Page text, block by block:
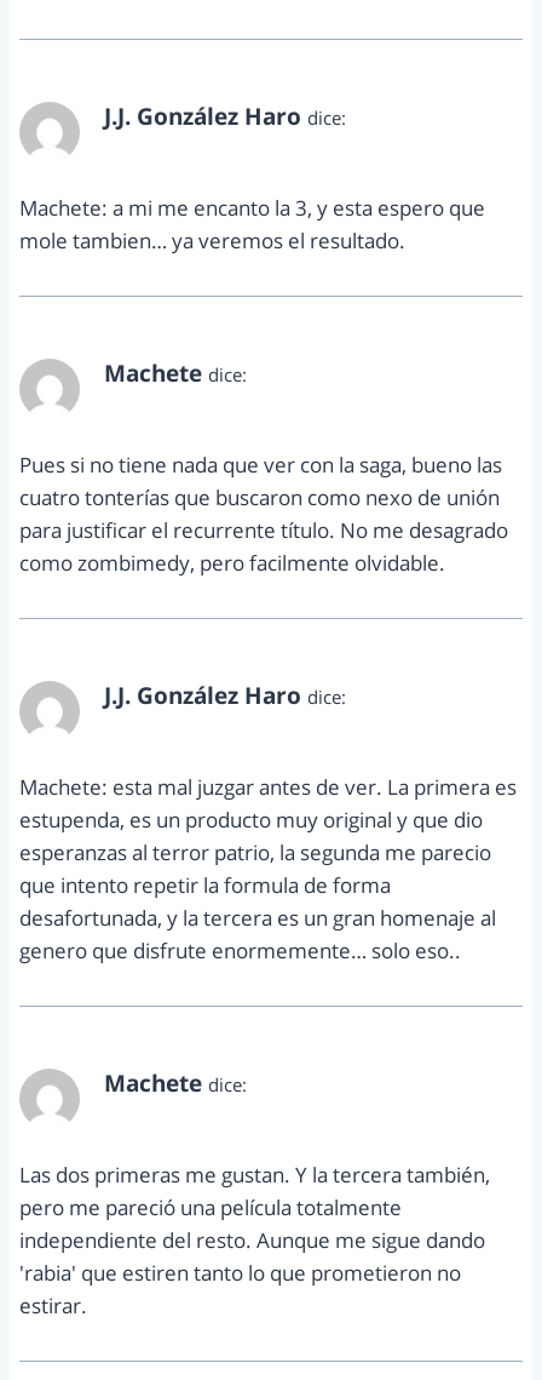
J.J. González Haro dice:
Machete: a mi me encanto la 3, y esta espero que
mole tambien… ya veremos el resultado.
Machete dice:
Pues si no tiene nada que ver con la saga, bueno las
cuatro tonterías que buscaron como nexo de unión
para justificar el recurrente título. No me desagrado
como zombimedy, pero facilmente olvidable.
J.J. González Haro dice:
Machete: esta mal juzgar antes de ver. La primera es
estupenda, es un producto muy original y que dio
esperanzas al terror patrio, la segunda me parecio
que intento repetir la formula de forma
desafortunada, y la tercera es un gran homenaje al
genero que disfrute enormemente… solo eso..
Machete dice:
Las dos primeras me gustan. Y la tercera también,
pero me pareció una película totalmente
independiente del resto. Aunque me sigue dando
'rabia' que estiren tanto lo que prometieron no
estirar.